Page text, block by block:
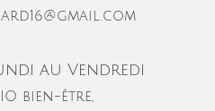
au Vendredi
bien-être,